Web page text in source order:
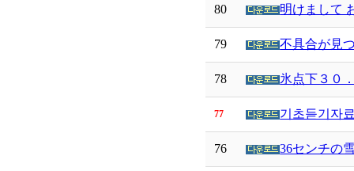
80 明けまして
79 不具合が見
78 氷点下３０
77 기초듣기자
76 36センチの